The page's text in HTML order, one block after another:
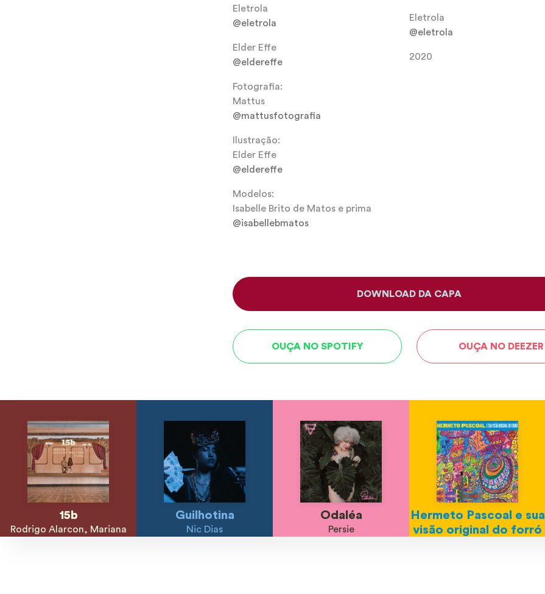
Eletrola
@eletrola
Elder Effe
@eldereffe
Fotografia:
Mattus
@mattusfotografia
Ilustração:
Elder Effe
@eldereffe
Modelos:
Isabelle Brito de Matos e prima
@isabellebmatos
Eletrola
@eletrola
2020
DOWNLOAD DA CAPA
OUÇA NO SPOTIFY OUÇA NO DEEZER
15b
Rodrigo Alarcon, Mariana
Guilhotina
Nic Dias
Odaléa
Persie
Hermeto Pascoal e sua
visão original do forró